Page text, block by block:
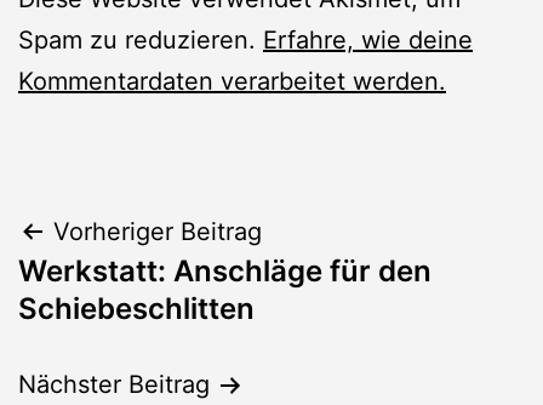
Spam zu reduzieren. Erfahre, wie deine
Kommentardaten verarbeitet werden.
Beitragsnavigation
Vorheriger Beitrag
Werkstatt: Anschläge für den
Schiebeschlitten
Nächster Beitrag